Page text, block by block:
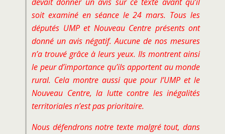
soit examiné en séance le 24 mars. Tous les
députés UMP et Nouveau Centre présents ont
donné un avis négatif. Aucune de nos mesures
n’a trouvé grâce à leurs yeux. Ils montrent ainsi
le peur d’importance qu’ils apportent au monde
rural. Cela montre aussi que pour l’UMP et le
Nouveau Centre, la lutte contre les inégalités
territoriales n’est pas prioritaire.
Nous défendrons notre texte malgré tout, dans